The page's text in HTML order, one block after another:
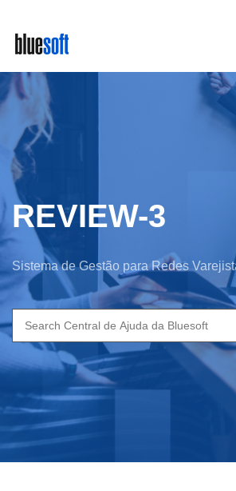
main
content
REVIEW-3
Sistema de Gestão para Redes
Search
for: